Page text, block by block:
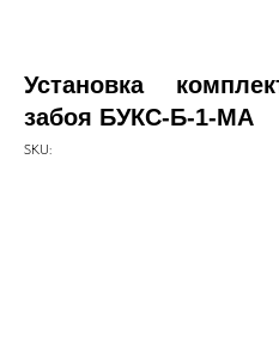
Установка
забоя БУКС-Б-1-МА
SKU: